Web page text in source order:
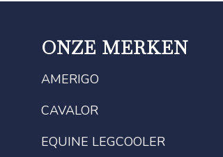
ONZE MERKEN
AMERIGO
CAVALOR
EQUINE LEGCOOLER